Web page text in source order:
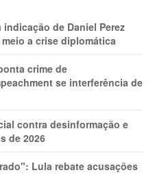
de Daniel Perez
a crise diplomática
crime de
se interferência de
contra desinformação e
de 2026
Lula rebate acusações